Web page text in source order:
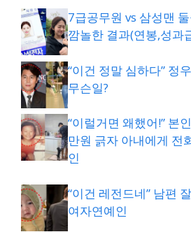
7급공무원 vs 삼성맨
깜놀한 결과(연봉,성과
“이건 정말 심하다” 정
무슨일?
“이럴거면 왜했어!” 본
만원 긁자 아내에게 전
인
“이건 레전드네” 남편
여자연예인